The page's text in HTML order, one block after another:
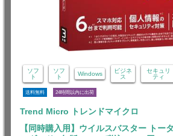
ソフ
ト
ソフ
ト
Windows
ビジネ
ス
セキュリ
ティ
送料無料 24時間以内に出荷
Trend Micro トレンドマイクロ
【同時購入用】ウイルスバスター トー